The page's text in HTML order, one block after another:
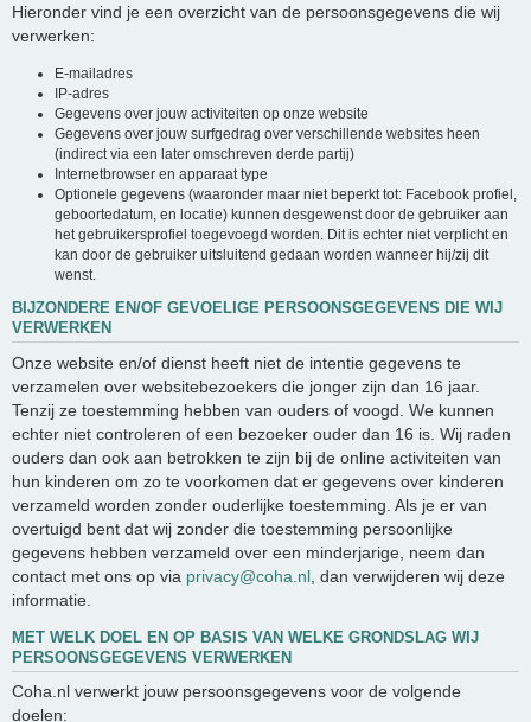
Hieronder vind je een overzicht van de persoonsgegevens die wij
verwerken:
E-mailadres
IP-adres
Gegevens over jouw activiteiten op onze website
Gegevens over jouw surfgedrag over verschillende websites heen
(indirect via een later omschreven derde partij)
Internetbrowser en apparaat type
Optionele gegevens (waaronder maar niet beperkt tot: Facebook profiel,
geboortedatum, en locatie) kunnen desgewenst door de gebruiker aan
het gebruikersprofiel toegevoegd worden. Dit is echter niet verplicht en
kan door de gebruiker uitsluitend gedaan worden wanneer hij/zij dit
wenst.
BIJZONDERE EN/OF GEVOELIGE PERSOONSGEGEVENS DIE WIJ
VERWERKEN
Onze website en/of dienst heeft niet de intentie gegevens te
verzamelen over websitebezoekers die jonger zijn dan 16 jaar.
Tenzij ze toestemming hebben van ouders of voogd. We kunnen
echter niet controleren of een bezoeker ouder dan 16 is. Wij raden
ouders dan ook aan betrokken te zijn bij de online activiteiten van
hun kinderen om zo te voorkomen dat er gegevens over kinderen
verzameld worden zonder ouderlijke toestemming. Als je er van
overtuigd bent dat wij zonder die toestemming persoonlijke
gegevens hebben verzameld over een minderjarige, neem dan
contact met ons op via privacy@coha.nl , dan verwijderen wij deze
informatie.
MET WELK DOEL EN OP BASIS VAN WELKE GRONDSLAG WIJ
PERSOONSGEGEVENS VERWERKEN
Coha.nl verwerkt jouw persoonsgegevens voor de volgende
doelen: